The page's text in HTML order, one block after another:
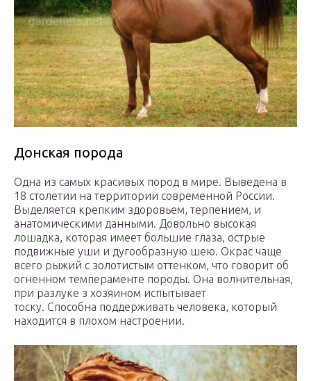
Донская порода
Одна из самых красивых пород в мире. Выведена в
18 столетии на территории современной России.
Выделяется крепким здоровьем, терпением, и
анатомическими данными. Довольно высокая
лошадка, которая имеет большие глаза, острые
подвижные уши и дугообразную шею. Окрас чаще
всего рыжий с золотистым оттенком, что говорит об
огненном темпераменте породы. Она волнительная,
при разлуке з хозяином испытывает
тоску. Способна поддерживать человека, который
находится в плохом настроении.